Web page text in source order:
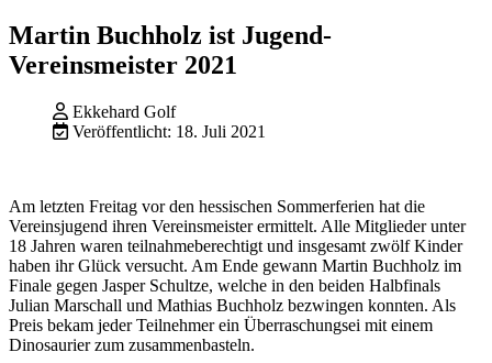
Martin Buchholz ist Jugend-
Vereinsmeister 2021
Ekkehard Golf
Veröffentlicht: 18. Juli 2021
Am letzten Freitag vor den hessischen Sommerferien hat die
Vereinsjugend ihren Vereinsmeister ermittelt. Alle Mitglieder unter
18 Jahren waren teilnahmeberechtigt und insgesamt zwölf Kinder
haben ihr Glück versucht. Am Ende gewann Martin Buchholz im
Finale gegen Jasper Schultze, welche in den beiden Halbfinals
Julian Marschall und Mathias Buchholz bezwingen konnten. Als
Preis bekam jeder Teilnehmer ein Überraschungsei mit einem
Dinosaurier zum zusammenbasteln.